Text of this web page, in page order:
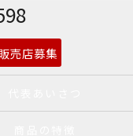
販売店募集